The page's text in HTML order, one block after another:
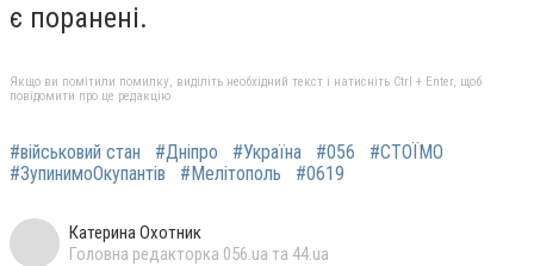
є поранені.
Якщо ви помітили помилку, виділіть необхідний текст і натисніть Ctrl + Enter, щоб
повідомити про це редакцію
#військовий стан #Дніпро #Україна #056
#СТОЇМО
#ЗупинимоОкупантів
#Мелітополь #0619
Катерина Охотник
Головна редакторка 056.ua та 44.ua